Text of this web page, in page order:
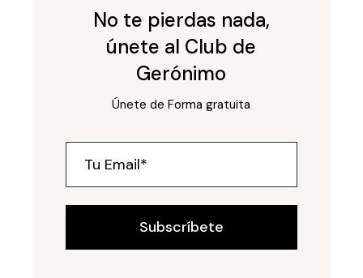
No te pierdas nada,
únete al Club de
Gerónimo
Únete de Forma gratuita
Subscríbete